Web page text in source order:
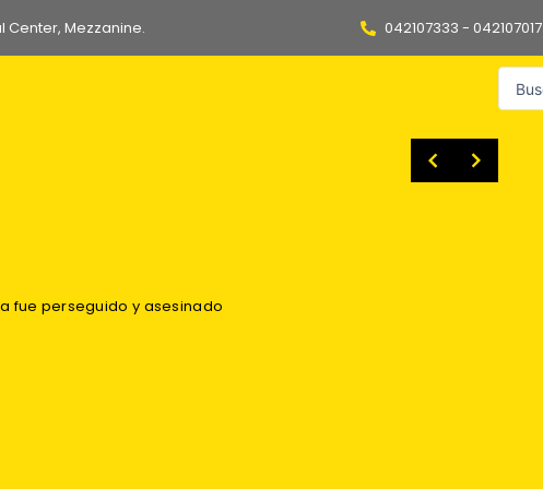
Center, Mezzanine. 042107333 - 042107017
nuevo refuerzo de Fiorentina
Search